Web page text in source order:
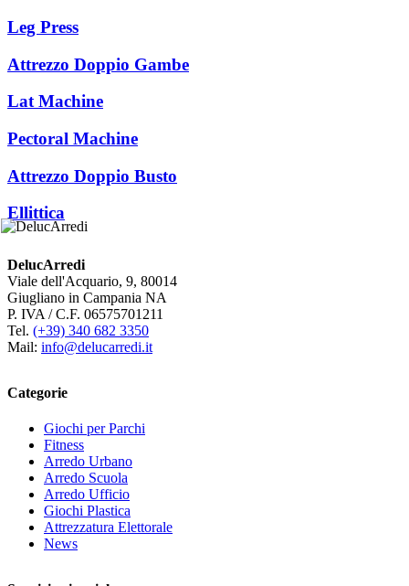
Leg Press
Attrezzo Doppio Gambe
Lat Machine
Pectoral Machine
Attrezzo Doppio Busto
Ellittica
DelucArredi
Viale dell'Acquario, 9, 80014
Giugliano in Campania NA
P. IVA / C.F. 06575701211
Tel. (+39) 340 682 3350
Mail: info@delucarredi.it
Categorie
Giochi per Parchi
Fitness
Arredo Urbano
Arredo Scuola
Arredo Ufficio
Giochi Plastica
Attrezzatura Elettorale
News